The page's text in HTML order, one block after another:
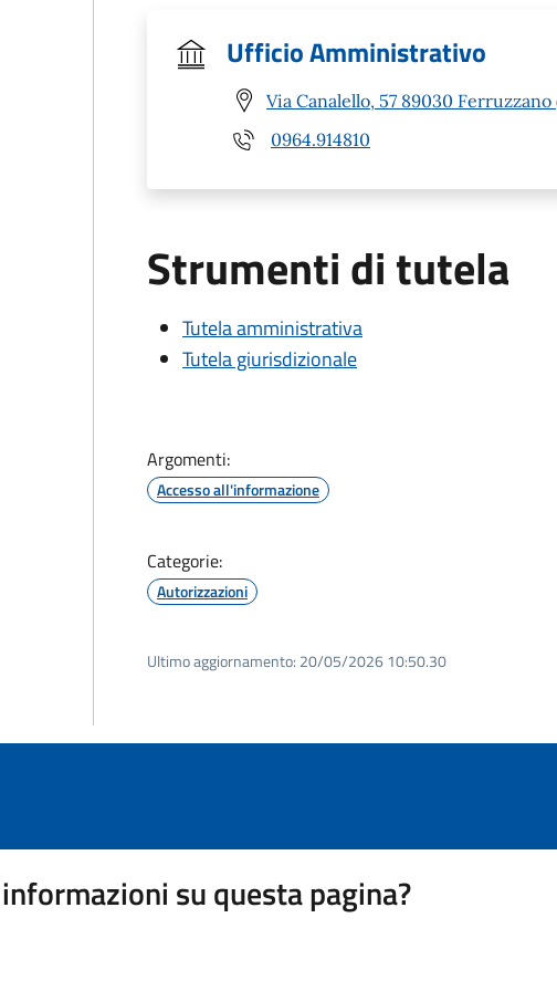
Ufficio Amministrativo
Via Canalello, 57 89030 Ferruzzano
0964.914810
Strumenti di tutela
Tutela amministrativa
Tutela giurisdizionale
Argomenti:
Accesso all'informazione
Categorie:
Autorizzazioni
Ultimo aggiornamento: 20/05/2026 10:50.30
su questa pagina?